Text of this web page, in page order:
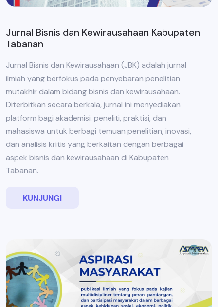
Jurnal Bisnis dan Kewirausahaan Kabupaten
Tabanan
Jurnal Bisnis dan Kewirausahaan (JBK) adalah jurnal
ilmiah yang berfokus pada penyebaran penelitian
mutakhir dalam bidang bisnis dan kewirausahaan.
Diterbitkan secara berkala, jurnal ini menyediakan
platform bagi akademisi, peneliti, praktisi, dan
mahasiswa untuk berbagi temuan penelitian, inovasi,
dan analisis kritis yang berkaitan dengan berbagai
aspek bisnis dan kewirausahaan di Kabupaten
Tabanan.
KUNJUNGI